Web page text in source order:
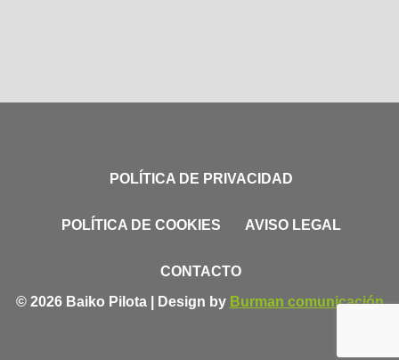
POLÍTICA DE PRIVACIDAD
POLÍTICA DE COOKIES AVISO LEGAL
CONTACTO
© 2026 Baiko Pilota | Design by Burman comunicación